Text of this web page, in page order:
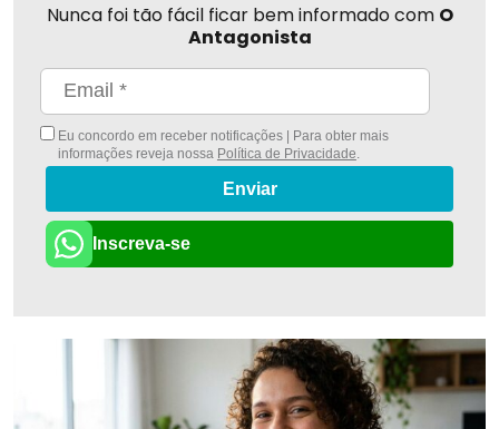
Nunca foi tão fácil ficar bem informado com O
Antagonista
Eu concordo em receber notificações | Para obter mais
informações reveja nossa Política de Privacidade
Enviar
Inscreva-se